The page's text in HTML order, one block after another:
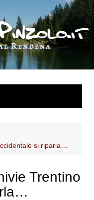
si riparla…
Trentino